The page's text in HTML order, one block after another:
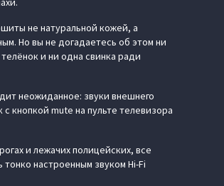
не натуральной кожей, а
Но вы не догадаетесь об этом ни
и ни одна свинка ради
неожиданное: звуки внешнего
кнопкой mute на пульте телевизора
и лежачих полицейских, все
настроенным звуком Hi-Fi